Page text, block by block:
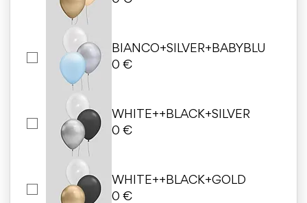
BIANCO+SILVER+BABYBLU
0 €
WHITE++BLACK+SILVER
0 €
WHITE++BLACK+GOLD
0 €